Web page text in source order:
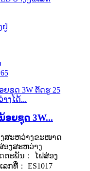
ຢູ່
ຍຊຸດ 3W...
ສະຫວ່າງຂະໜາດ
ອງສະຫວ່າງ
ະພັນ： ໄຟສ່ອງ
ທີ່： ES1017